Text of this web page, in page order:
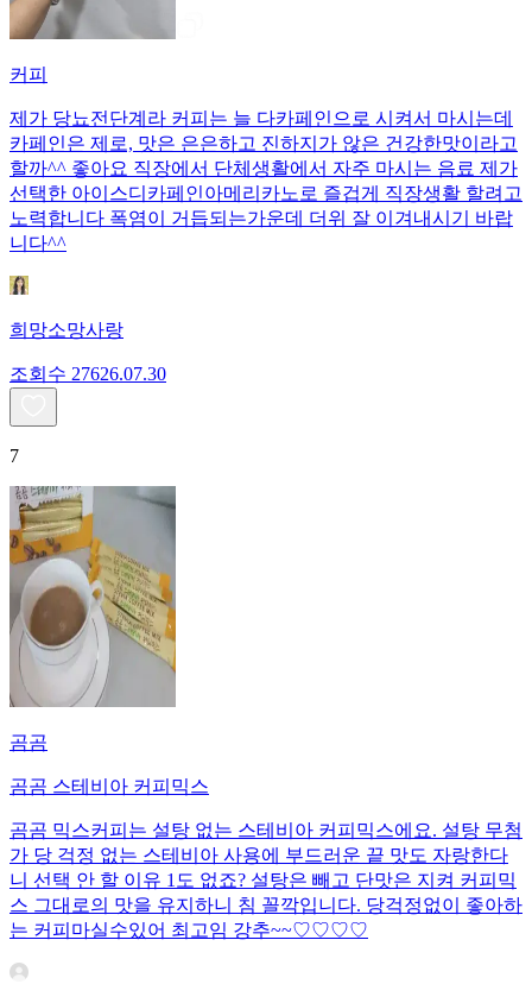
커피
제가 당뇨전단계라 커피는 늘 다카페인으로 시켜서 마시는데
카페인은 제로, 맛은 은은하고 진하지가 않은 건강한맛이라고
할까^^ 좋아요 직장에서 단체생활에서 자주 마시는 음료 제가
선택한 아이스디카페인아메리카노로 즐겁게 직장생활 할려고
노력합니다 폭염이 거듭되는가운데 더위 잘 이겨내시기 바랍
니다^^
희망소망사랑
조회수 27626.07.30
7
곰곰
곰곰 스테비아 커피믹스
곰곰 믹스커피는 설탕 없는 스테비아 커피믹스에요. 설탕 무첨
가 당 걱정 없는 스테비아 사용에 부드러운 끝 맛도 자랑한다
니 선택 안 할 이유 1도 없죠? 설탕은 빼고 단맛은 지켜 커피믹
스 그대로의 맛을 유지하니 침 꼴깍입니다. 당걱정없이 좋아하
는 커피마실수있어 최고임 강추~~♡♡♡♡